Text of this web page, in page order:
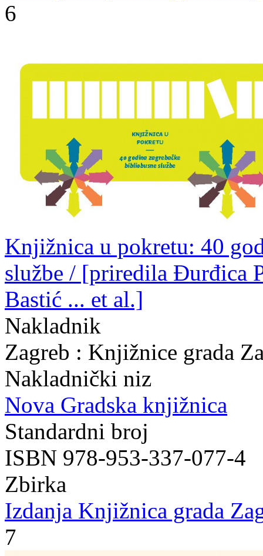
6
Knjižnica u pokretu: 40
službe / [priredila Đurđica
Bastić ... et al.]
Nakladnik
Zagreb : Knjižnice grada
Nakladnički niz
Nova Gradska knjižnica
Standardni broj
ISBN 978-953-337-077-4
Zbirka
Izdanja Knjižnica grada
7